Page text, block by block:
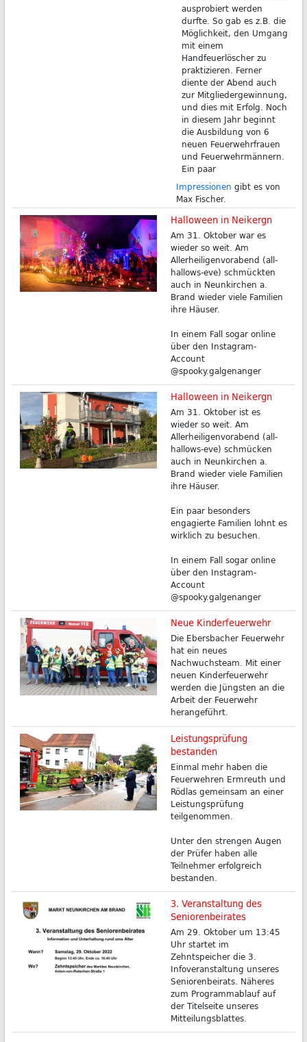
ausprobiert werden
durfte. So gab es z.B. die
Möglichkeit, den Umgang
mit einem
Handfeuerlöscher zu
praktizieren. Ferner
diente der Abend auch
zur Mitgliedergewinnung,
und dies mit Erfolg. Noch
in diesem Jahr beginnt
die Ausbildung von 6
neuen Feuerwehrfrauen
und Feuerwehrmännern.
Ein paar
Impressionen gibt es von
Max Fischer.
Halloween in Neikergn
Am 31. Oktober war es
wieder so weit. Am
Allerheiligenvorabend (all-
hallows-eve) schmückten
auch in Neunkirchen a.
Brand wieder viele Familien
ihre Häuser.
In einem Fall sogar online
über den Instagram-
Account
@spooky.galgenanger
Halloween in Neikergn
Am 31. Oktober ist es
wieder so weit. Am
Allerheiligenvorabend (all-
hallows-eve) schmücken
auch in Neunkirchen a.
Brand wieder viele Familien
ihre Häuser.
Ein paar besonders
engagierte Familien lohnt es
wirklich zu besuchen.
In einem Fall sogar online
über den Instagram-
Account
@spooky.galgenanger
Neue Kinderfeuerwehr
Die Ebersbacher Feuerwehr
hat ein neues
Nachwuchsteam. Mit einer
neuen Kinderfeuerwehr
werden die Jüngsten an die
Arbeit der Feuerwehr
herangeführt.
Leistungsprüfung
bestanden
Einmal mehr haben die
Feuerwehren Ermreuth und
Rödlas gemeinsam an einer
Leistungsprüfung
teilgenommen.
Unter den strengen Augen
der Prüfer haben alle
Teilnehmer erfolgreich
bestanden.
3. Veranstaltung des
Seniorenbeirates
Am 29. Oktober um 13:45
Uhr startet im
Zehntspeicher die 3.
Infoveranstaltung unseres
Seniorenbeirats. Näheres
zum Programmablauf auf
der Titelseite unseres
Mitteilungsblattes.